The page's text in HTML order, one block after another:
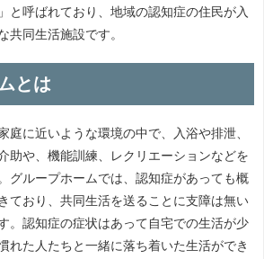
と呼ばれており、地域の認知症の住民が入
共同生活施設です。
とは
庭に近いような環境の中で、入浴や排泄、
助や、機能訓練、レクリエーションなどを
グループホームでは、認知症があっても概
ており、共同生活を送ることに支障は無い
。認知症の症状はあって自宅での生活が少
れた人たちと一緒に落ち着いた生活ができ